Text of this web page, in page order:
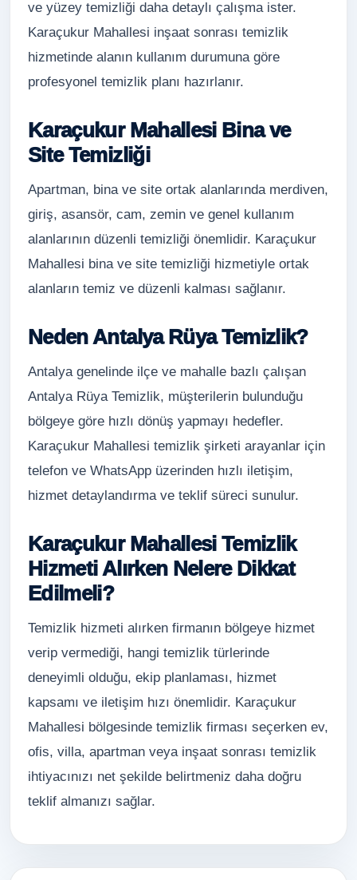
ve yüzey temizliği daha detaylı çalışma ister.
Karaçukur Mahallesi inşaat sonrası temizlik
hizmetinde alanın kullanım durumuna göre
profesyonel temizlik planı hazırlanır.
Karaçukur Mahallesi Bina ve
Site Temizliği
Apartman, bina ve site ortak alanlarında merdiven,
giriş, asansör, cam, zemin ve genel kullanım
alanlarının düzenli temizliği önemlidir. Karaçukur
Mahallesi bina ve site temizliği hizmetiyle ortak
alanların temiz ve düzenli kalması sağlanır.
Neden Antalya Rüya Temizlik?
Antalya genelinde ilçe ve mahalle bazlı çalışan
Antalya Rüya Temizlik, müşterilerin bulunduğu
bölgeye göre hızlı dönüş yapmayı hedefler.
Karaçukur Mahallesi temizlik şirketi arayanlar için
telefon ve WhatsApp üzerinden hızlı iletişim,
hizmet detaylandırma ve teklif süreci sunulur.
Karaçukur Mahallesi Temizlik
Hizmeti Alırken Nelere Dikkat
Edilmeli?
Temizlik hizmeti alırken firmanın bölgeye hizmet
verip vermediği, hangi temizlik türlerinde
deneyimli olduğu, ekip planlaması, hizmet
kapsamı ve iletişim hızı önemlidir. Karaçukur
Mahallesi bölgesinde temizlik firması seçerken ev,
ofis, villa, apartman veya inşaat sonrası temizlik
ihtiyacınızı net şekilde belirtmeniz daha doğru
teklif almanızı sağlar.